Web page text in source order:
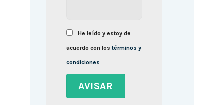
He leído y estoy de
acuerdo con lostérminos y
condiciones